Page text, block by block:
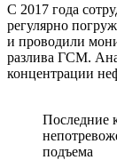
С 2017 года
регулярно
и проводили
разлива ГСМ.
концентрации
Последние
подъема